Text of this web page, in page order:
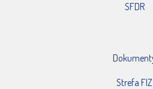
SFDR
Strefa FIZ